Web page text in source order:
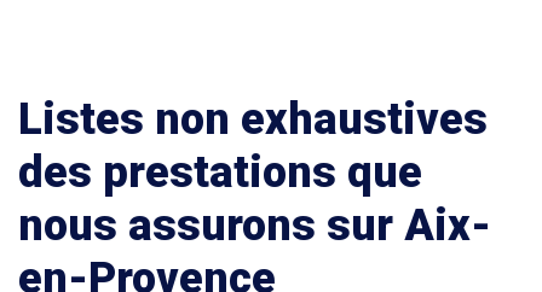
Listes non exhaustives
des prestations que
nous assurons sur Aix-
en-Provence